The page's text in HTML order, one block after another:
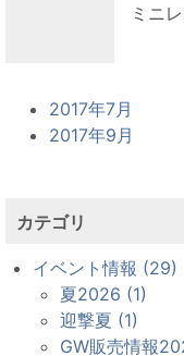
ミニ
2017年7月
2017年9月
カテゴリ
イベント情報 (29)
夏2026 (1)
迎撃夏 (1)
GW販売情報